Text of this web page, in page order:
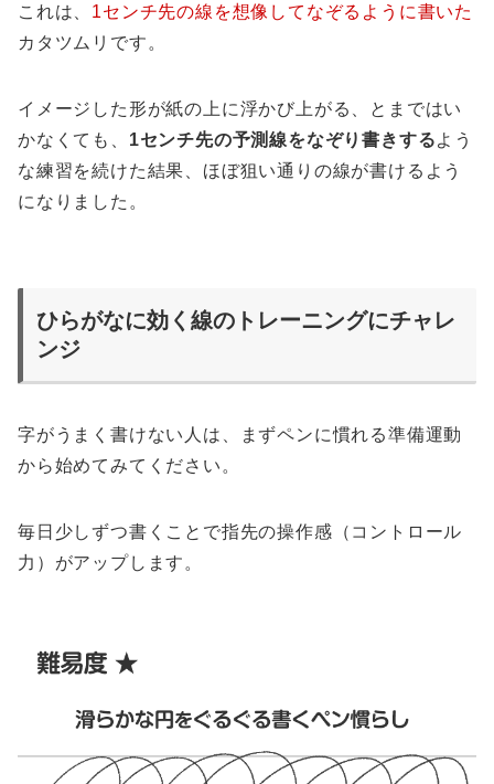
これは、 1センチ先の線を想像してなぞるように書いた
カタツムリです。
イメージした形が紙の上に浮かび上がる、とまではい
かなくても、 1センチ先の予測線をなぞり書きするよう
な練習を続けた結果、ほぼ狙い通りの線が書けるよう
になりました。
ひらがなに効く線のトレーニングにチャレ
ンジ
字がうまく書けない人は、まずペンに慣れる準備運動
から始めてみてください。
毎日少しずつ書くことで指先の操作感（コントロール
力）がアップします。